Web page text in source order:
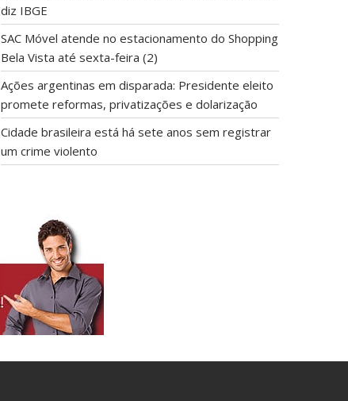
diz IBGE
SAC Móvel atende no estacionamento do Shopping
Bela Vista até sexta-feira (2)
Ações argentinas em disparada: Presidente eleito
promete reformas, privatizações e dolarização
Cidade brasileira está há sete anos sem registrar
um crime violento